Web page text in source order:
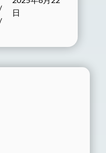
/
/
日